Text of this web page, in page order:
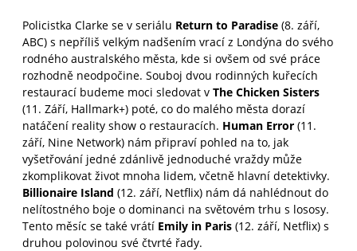
Policistka Clarke se v seriálu Return to Paradise (8. září,
ABC) s nepříliš velkým nadšením vrací z Londýna do svého
rodného australského města, kde si ovšem od své práce
rozhodně neodpočine. Souboj dvou rodinných kuřecích
restaurací budeme moci sledovat v The Chicken Sisters
(11. Září, Hallmark+) poté, co do malého města dorazí
natáčení reality show o restauracích. Human Error (11.
září, Nine Network) nám připraví pohled na to, jak
vyšetřování jedné zdánlivě jednoduché vraždy může
zkomplikovat život mnoha lidem, včetně hlavní detektivky.
Billionaire Island (12. září, Netflix) nám dá nahlédnout do
nelítostného boje o dominanci na světovém trhu s lososy.
Tento měsíc se také vrátí Emily in Paris (12. září, Netflix) s
druhou polovinou své čtvrté řady.